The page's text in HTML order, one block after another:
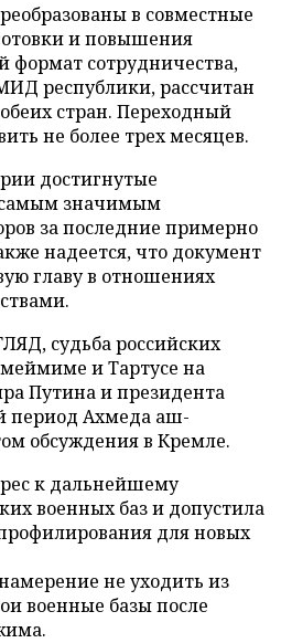
в совместные
и повышения
сотрудничества,
республики, рассчитан
стран. Переходный
не более трех месяцев.
достигнутые
самым значимым
за последние примерно
надеется, что документ
главу в отношениях
судьба российских
и Тартусе на
Путина и президента
период Ахмеда аш-
обсуждения в Кремле.
к дальнейшему
военных баз и допустила
для новых
не уходить из
военные базы после